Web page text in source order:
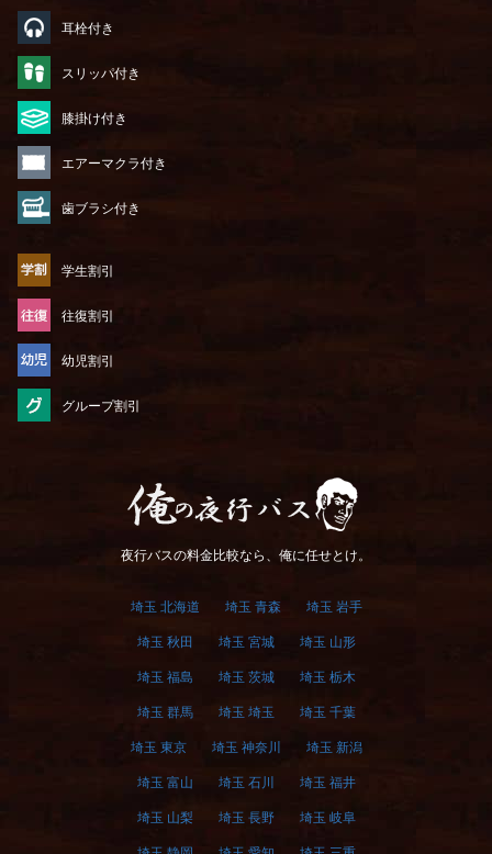
耳栓付き
スリッパ付き
膝掛け付き
エアーマクラ付き
歯ブラシ付き
学生割引
往復割引
幼児割引
グループ割引
俺の夜行バス
夜行バスの料金比較なら、俺に任せとけ。
埼玉 北海道 埼玉 青森 埼玉 岩手
埼玉 秋田 埼玉 宮城 埼玉 山形
埼玉 福島 埼玉 茨城 埼玉 栃木
埼玉 群馬 埼玉 埼玉 埼玉 千葉
埼玉 東京 埼玉 神奈川 埼玉 新潟
埼玉 富山 埼玉 石川 埼玉 福井
埼玉 山梨 埼玉 長野 埼玉 岐阜